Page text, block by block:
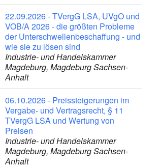
22.09.2026 - TVergG LSA, UVgO und
VOB/A 2026 - die größten Probleme
der Unterschwellenbeschaffung - und
wie sie zu lösen sind
Industrie- und Handelskammer
Magdeburg, Magdeburg Sachsen-
Anhalt
06.10.2026 - Preissteigerungen im
Vergabe- und Vertragsrecht, § 11
TVergG LSA und Wertung von
Preisen
Industrie- und Handelskammer
Magdeburg, Magdeburg Sachsen-
Anhalt